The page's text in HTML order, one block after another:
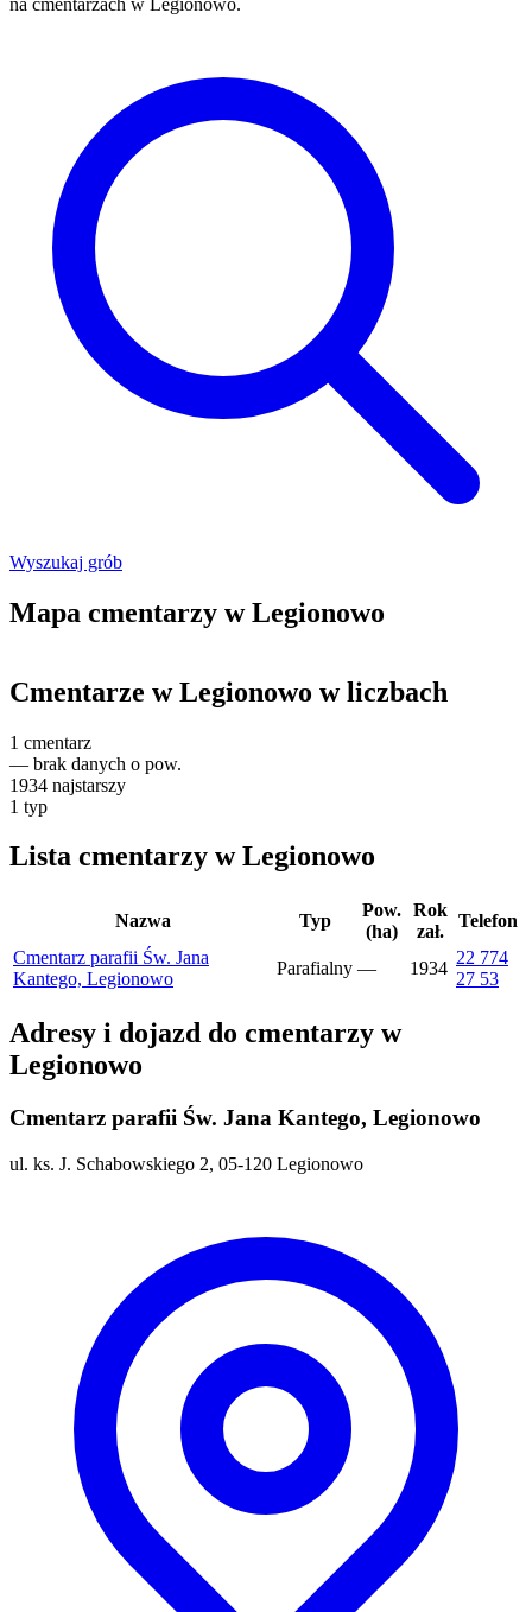
Wyszukaj grób
Mapa cmentarzy w Legionowo
+
Cmentarze w Legionowo w liczbach
1 cmentarz
— brak danych o pow.
1934 najstarszy
1 typ
Lista cmentarzy w Legionowo
Nazwa Typ
Pow.
(ha)
Rok
zał.
Telefon
Cmentarz parafii Św. Jana
Kantego, Legionowo
Parafialny — 1934
22 774
27 53
Adresy i dojazd do cmentarzy w
Legionowo
Cmentarz parafii Św. Jana Kantego, Legionowo
ul. ks. J. Schabowskiego 2, 05-120 Legionowo